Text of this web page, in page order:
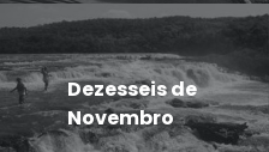
Dezesseis de
Novembro